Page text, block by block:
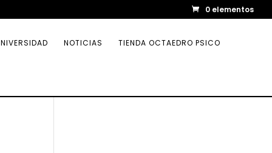
0 elementos
NOTICIAS TIENDA OCTAEDRO PSICO